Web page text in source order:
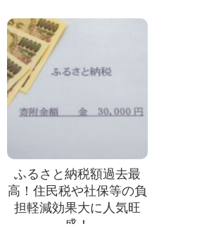
ふるさと納税額過去最
高！住民税や社保等の負
担軽減効果大に人気旺
盛！